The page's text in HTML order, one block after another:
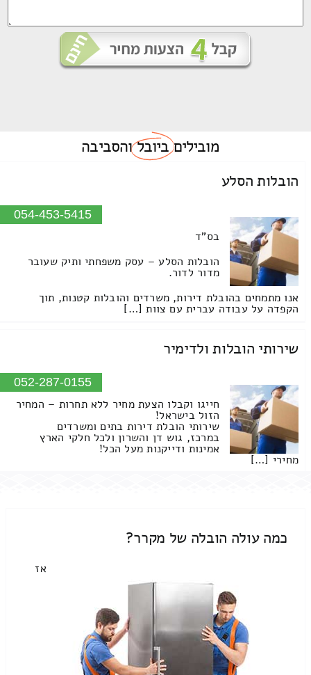
מוביליםביובלוהסביבה
הובלות הסלע
054-453-5415
בס"ד
הובלות הסלע – עסק משפחתי ותיק שעובר
מדור לדור.
אנו מתמחים בהובלת דירות, משרדים והובלות קטנות, תוך
הקפדה על עבודה עברית עם צוות […]
שירותי הובלות ולדימיר
052-287-0155
חייגו וקבלו הצעת מחיר ללא תחרות – המחיר
הזול בישראל!
שירותי הובלת דירות בתים ומשרדים
במרכז, גוש דן והשרון ולכל חלקי הארץ
אמינות ודייקנות מעל הכל!
מחירי […]
כמה עולה הובלה של מקרר?
אז